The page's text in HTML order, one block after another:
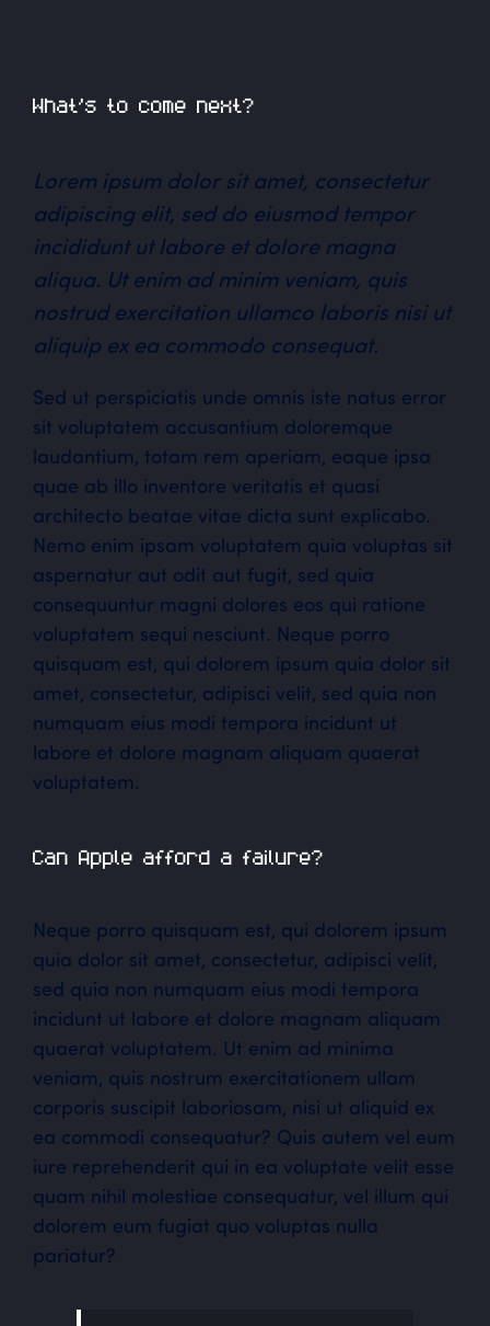
What’s to come next?
Lorem ipsum dolor sit amet, consectetur
adipiscing elit, sed do eiusmod tempor
incididunt ut labore et dolore magna
aliqua. Ut enim ad minim veniam, quis
nostrud exercitation ullamco laboris nisi ut
aliquip ex ea commodo consequat.
Sed ut perspiciatis unde omnis iste natus error
sit voluptatem accusantium doloremque
laudantium, totam rem aperiam, eaque ipsa
quae ab illo inventore veritatis et quasi
architecto beatae vitae dicta sunt explicabo.
Nemo enim ipsam voluptatem quia voluptas sit
aspernatur aut odit aut fugit, sed quia
consequuntur magni dolores eos qui ratione
voluptatem sequi nesciunt. Neque porro
quisquam est, qui dolorem ipsum quia dolor sit
amet, consectetur, adipisci velit, sed quia non
numquam eius modi tempora incidunt ut
labore et dolore magnam aliquam quaerat
voluptatem.
Can Apple afford a failure?
Neque porro quisquam est, qui dolorem ipsum
quia dolor sit amet, consectetur, adipisci velit,
sed quia non numquam eius modi tempora
incidunt ut labore et dolore magnam aliquam
quaerat voluptatem. Ut enim ad minima
veniam, quis nostrum exercitationem ullam
corporis suscipit laboriosam, nisi ut aliquid ex
ea commodi consequatur? Quis autem vel eum
iure reprehenderit qui in ea voluptate velit esse
quam nihil molestiae consequatur, vel illum qui
dolorem eum fugiat quo voluptas nulla
pariatur?